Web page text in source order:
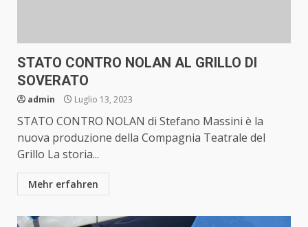
STATO CONTRO NOLAN AL GRILLO DI
SOVERATO
admin Luglio 13, 2023
STATO CONTRO NOLAN di Stefano Massini è la
nuova produzione della Compagnia Teatrale del
Grillo La storia...
Mehr erfahren